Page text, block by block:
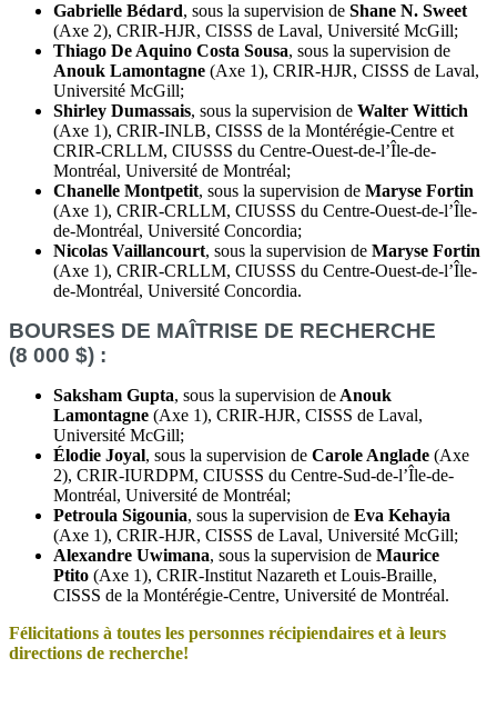
Gabrielle Bédard, sous la supervision de Shane N. Sweet
(Axe 2), CRIR-HJR, CISSS de Laval, Université McGill;
Thiago De Aquino Costa Sousa, sous la supervision de
Anouk Lamontagne (Axe 1), CRIR-HJR, CISSS de Laval,
Université McGill;
Shirley Dumassais, sous la supervision de Walter Wittich
(Axe 1), CRIR-INLB, CISSS de la Montérégie-Centre et
CRIR-CRLLM, CIUSSS du Centre-Ouest-de-l’Île-de-
Montréal, Université de Montréal;
Chanelle Montpetit, sous la supervision de Maryse Fortin
(Axe 1), CRIR-CRLLM, CIUSSS du Centre-Ouest-de-l’Île-
de-Montréal, Université Concordia;
Nicolas Vaillancourt, sous la supervision de Maryse Fortin
(Axe 1), CRIR-CRLLM, CIUSSS du Centre-Ouest-de-l’Île-
de-Montréal, Université Concordia.
BOURSES DE MAÎTRISE DE RECHERCHE
(8 000 $) :
Saksham Gupta, sous la supervision de Anouk
Lamontagne (Axe 1), CRIR-HJR, CISSS de Laval,
Université McGill;
Élodie Joyal, sous la supervision de Carole Anglade (Axe
2), CRIR-IURDPM, CIUSSS du Centre-Sud-de-l’Île-de-
Montréal, Université de Montréal;
Petroula Sigounia, sous la supervision de Eva Kehayia
(Axe 1), CRIR-HJR, CISSS de Laval, Université McGill;
Alexandre Uwimana, sous la supervision de Maurice
Ptito (Axe 1), CRIR-Institut Nazareth et Louis-Braille,
CISSS de la Montérégie-Centre, Université de Montréal.
Félicitations à toutes les personnes récipiendaires et à leurs
directions de recherche!